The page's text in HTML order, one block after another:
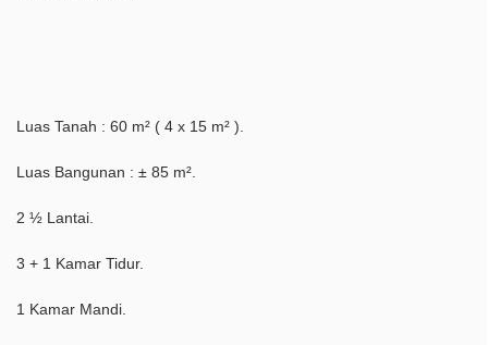
Luas Tanah : 60 m² ( 4 x 15 m² ).
Luas Bangunan : ± 85 m².
2 ½ Lantai.
3 + 1 Kamar Tidur.
1 Kamar Mandi.